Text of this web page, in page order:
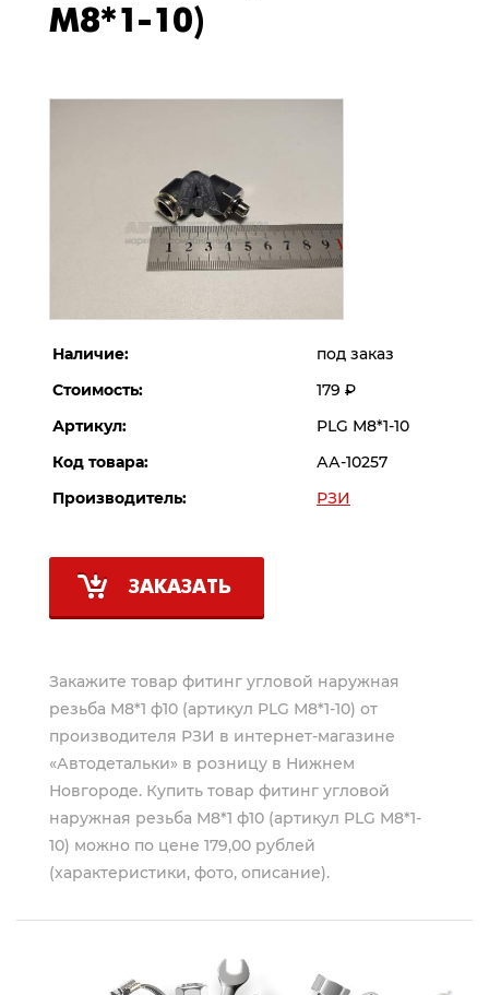
М8*1-10)
Наличие:
под заказ
Стоимость:
179 Р
Артикул:
PLG М8*1-10
Код товара:
АА-10257
Производитель:
РЗИ
ЗАКАЗАТЬ
Закажите товар фитинг угловой наружная
резьба М8*1 ф10 (артикул PLG М8*1-10) от
производителя РЗИ в интернет-магазине
«Автодетальки» в розницу в Нижнем
Новгороде. Купить товар фитинг угловой
наружная резьба М8*1 ф10 (артикул PLG М8*1-
10) можно по цене 179,00 рублей
(характеристики, фото, описание).